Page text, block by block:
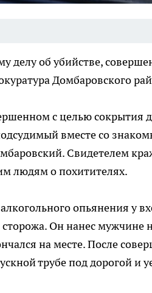
делу об убийстве,
Домбаровского
с целью сокрытия
вместе со
Свидетелем
людям о похитителях.
опьянения у
Он нанес мужчине
на месте. После
трубе под дорогой и